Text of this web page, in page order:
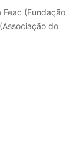
(Fundação
do